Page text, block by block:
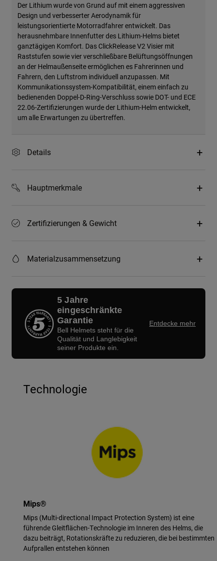
Der Lithium wurde von Grund auf mit einem aggressiven
Design und verbesserter Aerodynamik für
leistungsorientierte Motorradfahrer entwickelt. Das
herausnehmbare Innenfutter des Lithium-Helms bietet
ganztägigen Komfort. Das ClickRelease V2 Visier mit
Raststufen sowie vier verschließbare Belüftungsöffnungen
an der Helmaußenseite ermöglichen es Fahrerinnen und
Fahrern, den Luftstrom individuell anzupassen. Mit
Kommunikationssystem-Kompatibilität, einem einfach zu
bedienenden Doppel-D-Ring-Verschluss sowie DOT- und ECE
22.06-Zertifizierungen wurde der Lithium-Helm entwickelt,
um alle Erwartungen zu übertreffen.
Details
Hauptmerkmale
Zertifizierungen & Gewicht
Materialzusammensetzung
5 Jahre
eingeschränkte
Garantie
Bell Helmets steht für die
Qualität und Langlebigkeit
seiner Produkte ein.
Entdecke mehr
Technologie
Mips®
Mips (Multi-directional Impact Protection System) ist eine
führende Gleitflächen-Technologie im Inneren des Helms, die
dazu beiträgt, Rotationskräfte zu reduzieren, die bei bestimmten
Aufprallen entstehen können